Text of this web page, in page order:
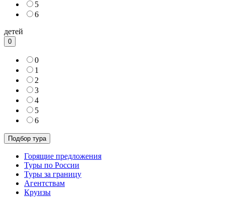
5
6
детей
0
0
1
2
3
4
5
6
Горящие предложения
Туры по России
Туры за границу
Агентствам
Круизы